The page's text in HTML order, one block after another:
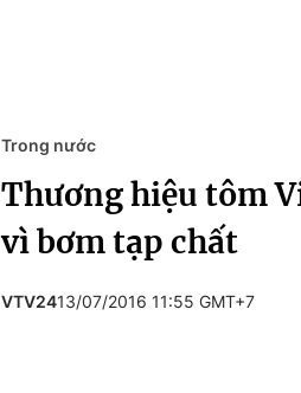
Trong nước
Thương hiệu tôm
vì bơm tạp chất
VTV2413/07/2016 11:55 GMT+7